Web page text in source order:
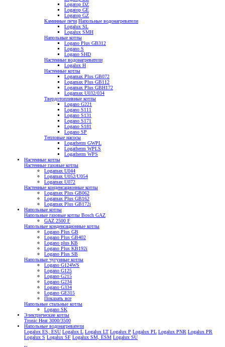
Logatop DZ
Logatop GE
Logatop GZ
Каминные печи Напольные водонагреватели
Logalux SL
Logalux SMH
Напольные котлы
Logano Plus GB312
Logano S
Logano SHD
Настенные водонагреватели
Logalux H
Настенные котлы
Logamax Plus GB072
Logamax Plus GB112
Logamax Plus GBH172
Logamax U032/034
Твердотопливные котлы
Logano G221
Logano S111
Logano S131
Logano S171
Logano S181
Logano SP
Тепловые насосы
Logatherm GWPL
Logatherm WPLS
Logatherm WPS
Настенные котлы
Настенные газовые котлы
Logamax U044
Logamax U052/U054
Logamax U072
Настенные конденсационные котлы
Logamax Plus GB062
Logamax Plus GB162
Logamax Plus GB172i
Напольные котлы
Напольные газовые котлы Bosch GAZ
GAZ 2500 F
Напольные конденсационные котлы
Logano Plus GB
Logano Plus GB402
Logano plus KB
Logano Plus KB192i
Logano Plus SB
Напольные чугунные котлы
Logano G124WS
Logano G125
Logano G215
Logano G234
Logano G334
Logano GE315
Показать все
Напольные стальные котлы
Logano SK
Электрические котлы
Tronic Heat 3000/3500
Напольные водонагреватели
Logalux ES, ESU Logalux L Logalux LT Logalux P Logalux PL Logalux PNR Logalux PR
Logalux S Logalux SF Logalux SM, ESM Logalux SU